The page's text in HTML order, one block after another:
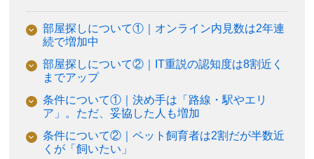
部屋探しについて①｜オンライン内見数は2年連
続で増加中
部屋探しについて②｜IT重説の認知度は8割近く
までアップ
条件について①｜決め手は「路線・駅やエリ
ア」。ただ、妥協した人も増加
条件について②｜ペット飼育者は2割だが半数近
くが「飼いたい」